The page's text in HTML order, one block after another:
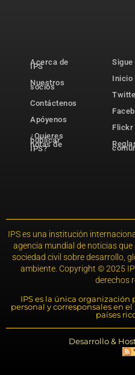
Acerca de
IPS
Nuestros
socios
Contáctenos
Apóyenos
¿Quieres
publicar
notas de
IPS?
Sigue
Inicio
Flickr
IPS es una institución
agencia mundial de noticias que
sociedad civil sobre desarrollo,
ambiente. Copyright © 2025
derechos
IPS es la única
personal y corresponsales en
países
Desarrollo &